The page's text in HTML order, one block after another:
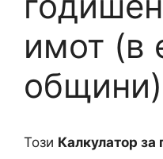
имот (в
общини)
Този Калкулатор